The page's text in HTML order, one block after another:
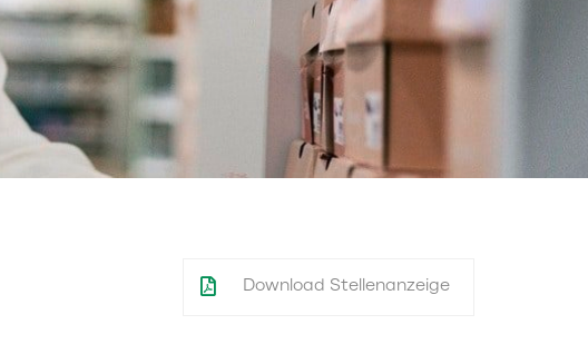
Download Stellenanzeige